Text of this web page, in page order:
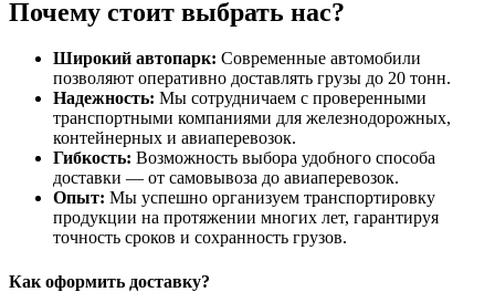
Почему стоит выбрать нас?
Широкий автопарк: Современные автомобили
позволяют оперативно доставлять грузы до 20 тонн.
Надежность: Мы сотрудничаем с проверенными
транспортными компаниями для железнодорожных,
контейнерных и авиаперевозок.
Гибкость: Возможность выбора удобного способа
доставки — от самовывоза до авиаперевозок.
Опыт: Мы успешно организуем транспортировку
продукции на протяжении многих лет, гарантируя
точность сроков и сохранность грузов.
Как оформить доставку?